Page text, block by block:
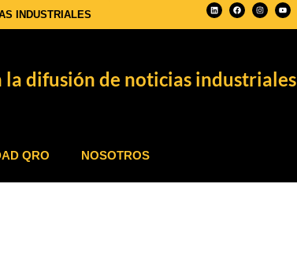
INDUSTRIALES
difusión de noticias industriales
QRO NOSOTROS